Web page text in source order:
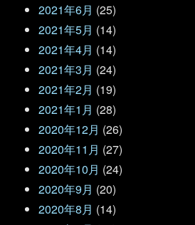
2021年6月 (25)
2021年5月 (14)
2021年4月 (14)
2021年3月 (24)
2021年2月 (19)
2021年1月 (28)
2020年12月 (26)
2020年11月 (27)
2020年10月 (24)
2020年9月 (20)
2020年8月 (14)